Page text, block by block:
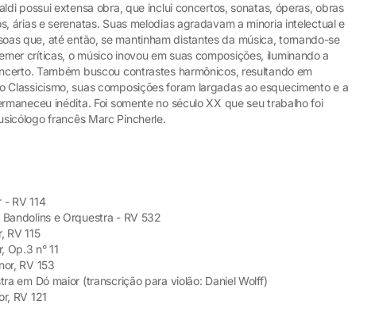
possui extensa obra, que inclui concertos, sonatas, óperas, obras
árias e serenatas. Suas melodias agradavam a minoria intelectual e
que, até então, se mantinham distantes da música, tornando-se
críticas, o músico inovou em suas composições, iluminando a
Também buscou contrastes harmônicos, resultando em
Classicismo, suas composições foram largadas ao esquecimento e a
inédita. Foi somente no século XX que seu trabalho foi
francês Marc Pincherle.
RV 114
e Orquestra - RV 532
RV 115
Op.3 n° 11
RV 153
em Dó maior (transcrição para violão: Daniel Wolff)
RV 121